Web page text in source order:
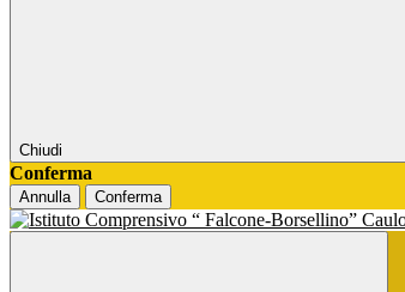
Chiudi
Conferma
Annulla Conferma